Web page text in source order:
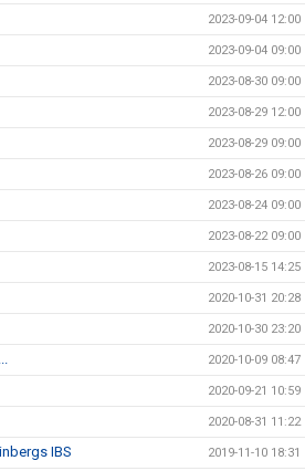
2023-09-04 12:00
2023-09-04 09:00
2023-08-30 09:00
2023-08-29 12:00
2023-08-29 09:00
2023-08-26 09:00
2023-08-24 09:00
2023-08-22 09:00
2023-08-15 14:25
2020-10-31 20:28
2020-10-30 23:20
2020-10-09 08:47
2020-09-21 10:59
2020-08-31 11:22
IBS 2019-11-10 18:31